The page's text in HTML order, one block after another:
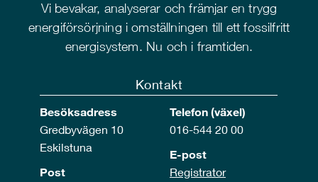
Vi bevakar, analyserar och främjar en trygg
energiförsörjning i omställningen till ett fossilfritt
energisystem. Nu och i framtiden.
Kontakt
Besöksadress
Gredbyvägen 10
Eskilstuna
Post
Telefon (växel)
016-544 20 00
E-post
Registrator